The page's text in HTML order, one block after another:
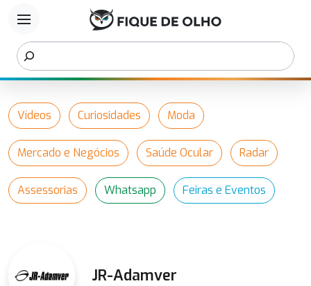
menu
Vídeos Curiosidades Moda
Mercado e Negócios Saúde Ocular Radar
Assessorias Whatsapp Feiras e Eventos
JR-Adamver